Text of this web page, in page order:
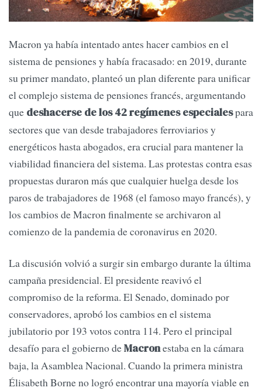
Macron ya había intentado antes hacer cambios en el
sistema de pensiones y había fracasado: en 2019, durante
su primer mandato, planteó un plan diferente para unificar
el complejo sistema de pensiones francés, argumentando
que deshacerse de los 42 regímenes especialespara
sectores que van desde trabajadores ferroviarios y
energéticos hasta abogados, era crucial para mantener la
viabilidad financiera del sistema. Las protestas contra esas
propuestas duraron más que cualquier huelga desde los
paros de trabajadores de 1968 (el famoso mayo francés), y
los cambios de Macron finalmente se archivaron al
comienzo de la pandemia de coronavirus en 2020.
La discusión volvió a surgir sin embargo durante la última
campaña presidencial. El presidente reavivó el
compromiso de la reforma. El Senado, dominado por
conservadores, aprobó los cambios en el sistema
jubilatorio por 193 votos contra 114. Pero el principal
desafío para el gobierno deMacronestaba en la cámara
baja, la Asamblea Nacional. Cuando la primera ministra
Élisabeth Borne no logró encontrar una mayoría viable en